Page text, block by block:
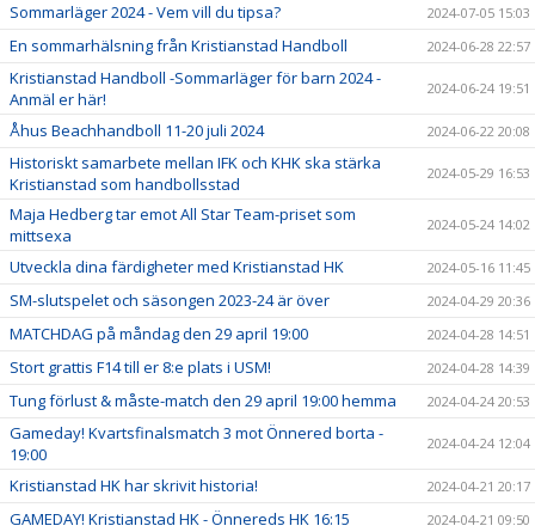
Sommarläger 2024 - Vem vill du tipsa? 2024-07-05 15:03
En sommarhälsning från Kristianstad Handboll 2024-06-28 22:57
Kristianstad Handboll -Sommarläger för barn 2024 -
Anmäl er här!
2024-06-24 19:51
Åhus Beachhandboll 11-20 juli 2024 2024-06-22 20:08
Historiskt samarbete mellan IFK och KHK ska stärka
Kristianstad som handbollsstad
2024-05-29 16:53
Maja Hedberg tar emot All Star Team-priset som
mittsexa
2024-05-24 14:02
Utveckla dina färdigheter med Kristianstad HK 2024-05-16 11:45
SM-slutspelet och säsongen 2023-24 är över 2024-04-29 20:36
MATCHDAG på måndag den 29 april 19:00 2024-04-28 14:51
Stort grattis F14 till er 8:e plats i USM! 2024-04-28 14:39
Tung förlust & måste-match den 29 april 19:00 hemma 2024-04-24 20:53
Gameday! Kvartsfinalsmatch 3 mot Önnered borta -
19:00
2024-04-24 12:04
Kristianstad HK har skrivit historia! 2024-04-21 20:17
GAMEDAY! Kristianstad HK - Önnereds HK 16:15 2024-04-21 09:50